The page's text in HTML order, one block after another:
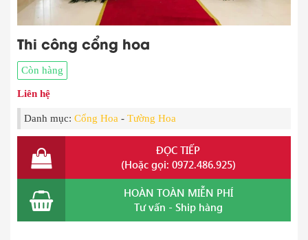
Thi công cổng hoa
Còn hàng
Liên hệ
Danh mục: Cổng Hoa - Tường Hoa
ĐỌC TIẾP
(Hoặc gọi: 0972.486.925)
HOÀN TOÀN MIỄN PHÍ
Tư vấn - Ship hàng